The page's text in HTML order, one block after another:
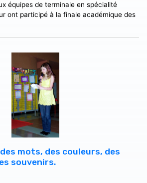
équipes de terminale en spécialité
ont participé à la finale académique des
mots, des couleurs, des
souvenirs.